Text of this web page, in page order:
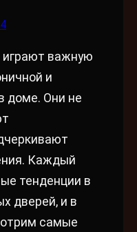
важную
и
доме. Они не
Каждый
тенденции в
дверей, и в
самые